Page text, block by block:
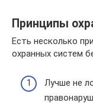
Принципы
Есть несколько
охранных систем
Лучше не